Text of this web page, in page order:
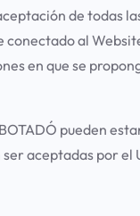
de todas
al
en que se
pueden
aceptadas por